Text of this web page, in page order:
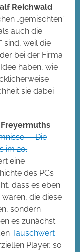
Reichwald
„gemischten“
auch die
sind, weil die
bei der Firma
haben, wie
sie dabei
— Die
im 20.
eine
des PCs
dass es eben
die diese
sondern
es zunächst
Tauschwert
Player, so